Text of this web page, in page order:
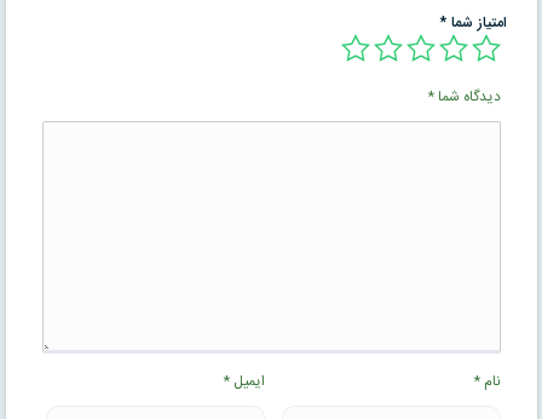
امتیاز شما*
دیدگاه شما*
نام* ایمیل*